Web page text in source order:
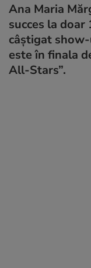
Ana Maria
succes la doar
câștigat
este în finala
All-Stars”.